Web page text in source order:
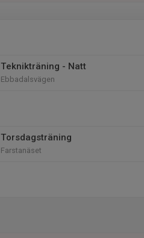
Teknikträning - Natt
Ebbadalsvägen
Torsdagsträning
Farstanäset